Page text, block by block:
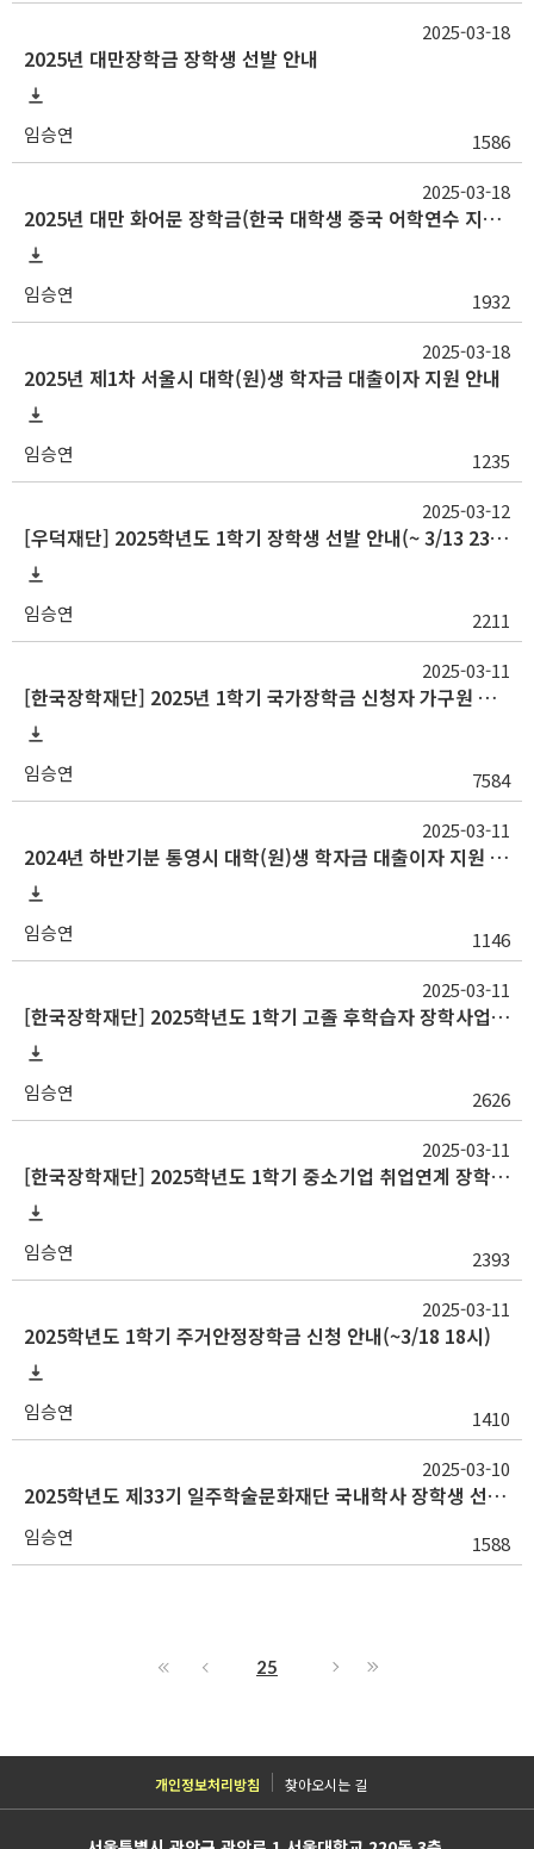
2025년 대만장학금 장학생 선발 안내
임승연 1586
2025-03-18
2025년 대만 화어문 장학금(한국 대학생 중국 어학연수 지원 장학금) 모집 안내
임승연 1932
2025-03-18
2025년 제1차 서울시 대학(원)생 학자금 대출이자 지원 안내
임승연 1235
2025-03-18
[우덕재단] 2025학년도 1학기 장학생 선발 안내(~ 3/13 23:59)
임승연 2211
2025-03-12
[한국장학재단] 2025년 1학기 국가장학금 신청자 가구원 동의 안내
임승연 7584
2025-03-11
2024년 하반기분 통영시 대학(원)생 학자금 대출이자 지원 안내
임승연 1146
2025-03-11
[한국장학재단] 2025학년도 1학기 고졸 후학습자 장학사업(희망사다리Ⅱ) 신규 장학생 선발 안내
임승연 2626
2025-03-11
[한국장학재단] 2025학년도 1학기 중소기업 취업연계 장학사업(희망사다리Ⅰ) 신규 장학생 선발 안내
임승연 2393
2025-03-11
2025학년도 1학기 주거안정장학금 신청 안내(~3/18 18시)
임승연 1410
2025-03-11
2025학년도 제33기 일주학술문화재단 국내학사 장학생 선발 안내
임승연 1588
2025-03-10
25
개인정보처리방침 찾아오시는 길